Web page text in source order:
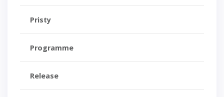
Pristy
Programme
Release